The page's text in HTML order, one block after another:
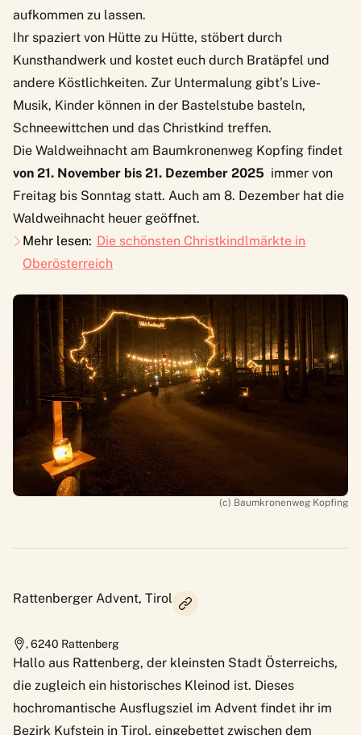
aufkommen zu lassen.
Ihr spaziert von Hütte zu Hütte, stöbert durch
Kunsthandwerk und kostet euch durch Bratäpfel und
andere Köstlichkeiten. Zur Untermalung gibt’s Live-
Musik, Kinder können in der Bastelstube basteln,
Schneewittchen und das Christkind treffen.
Die Waldweihnacht am Baumkronenweg Kopfing findet
von 21. November bis 21. Dezember 2025 immer von
Freitag bis Sonntag statt. Auch am 8. Dezember hat die
Waldweihnacht heuer geöffnet.
Mehr lesen: Die schönsten Christkindlmärkte in
Oberösterreich
(c) Baumkronenweg Kopfing
Rattenberger Advent, Tirol
,6240 Rattenberg
Hallo aus Rattenberg, der kleinsten Stadt Österreichs,
die zugleich ein historisches Kleinod ist. Dieses
hochromantische Ausflugsziel im Advent findet ihr im
Bezirk Kufstein in Tirol, eingebettet zwischen dem